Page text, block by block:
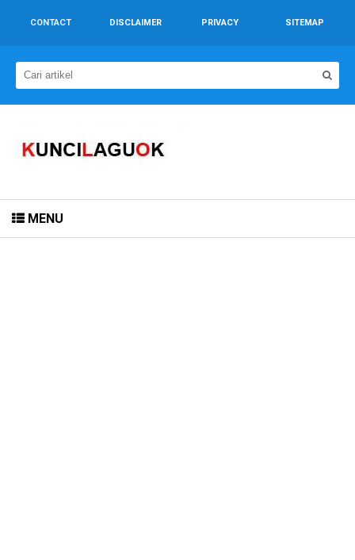
CONTACT DISCLAIMER PRIVACY SITEMAP
MENU